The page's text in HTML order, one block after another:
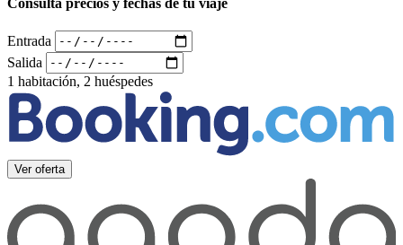
Entrada
Salida
1 habitación, 2 huéspedes
Ver oferta